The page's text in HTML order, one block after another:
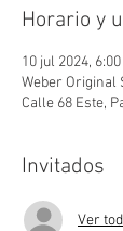
Horario y
10 jul 2024,
Weber Original
Calle 68 Este,
Invitados
Ver